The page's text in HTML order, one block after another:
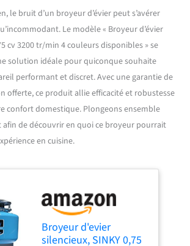
le bruit d’un broyeur d’évier peut s’avérer
Le modèle « Broyeur d’évier
cv 3200 tr/min 4 couleurs disponibles » se
solution idéale pour quiconque souhaite
performant et discret. Avec une garantie de
offerte, ce produit allie efficacité et robustesse
confort domestique. Plongeons ensemble
de découvrir en quoi ce broyeur pourrait
en cuisine.
Broyeur d'evier
silencieux, SINKY 0,75